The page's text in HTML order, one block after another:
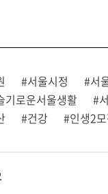
#서울시정 #서
기로운서울생활 #
#건강 #인생2